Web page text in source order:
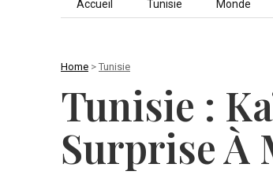
Accueil Tunisie Monde
Home > Tunisie
Tunisie :
Surprise À